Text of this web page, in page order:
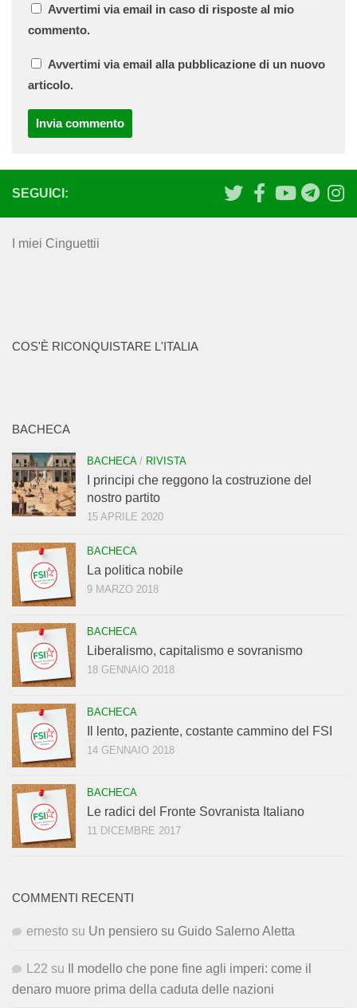
Avvertimi via email in caso di risposte al mio
commento.
Avvertimi via email alla pubblicazione di un nuovo
articolo.
SEGUICI:
I miei Cinguettii
COS'È RICONQUISTARE L'ITALIA
BACHECA
BACHECA/ RIVISTA
I principi che reggono la costruzione del
nostro partito
15 APRILE 2020
BACHECA
La politica nobile
9 MARZO 2018
BACHECA
Liberalismo, capitalismo e sovranismo
18 GENNAIO 2018
BACHECA
Il lento, paziente, costante cammino del FSI
14 GENNAIO 2018
BACHECA
Le radici del Fronte Sovranista Italiano
11 DICEMBRE 2017
COMMENTI RECENTI
ernesto su Un pensiero su Guido Salerno Aletta
L22 su
Il modello che pone fine agli imperi: come il
denaro muore prima della caduta delle nazioni